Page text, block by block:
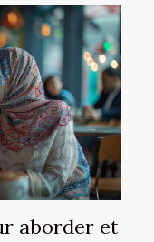
aborder et